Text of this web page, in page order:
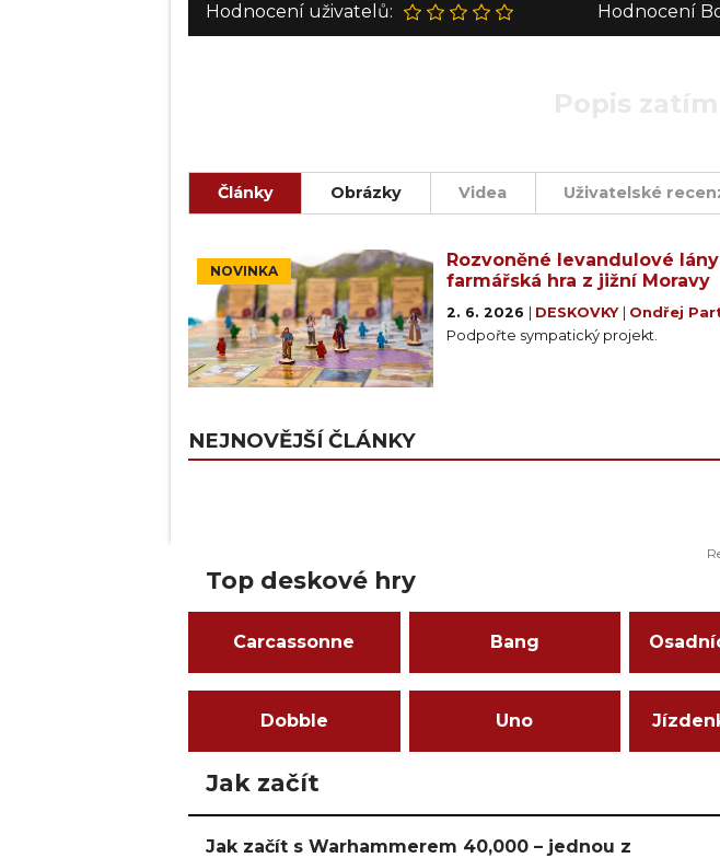
Hodnocení uživatelů: Hodnocení
Články Obrázky Videa Uživatelské
NOVINKA
Rozvoněné levandulové
farmářská hra z jižní Moravy
2. 6. 2026 DESKOVKY Ondřej
Podpořte sympatický projekt.
NEJNOVĚJŠÍ ČLÁNKY
Top deskové hry
Carcassonne Bang
Dobble Uno
Jak začít
Jak začít s Warhammerem 40,000 – jednou z